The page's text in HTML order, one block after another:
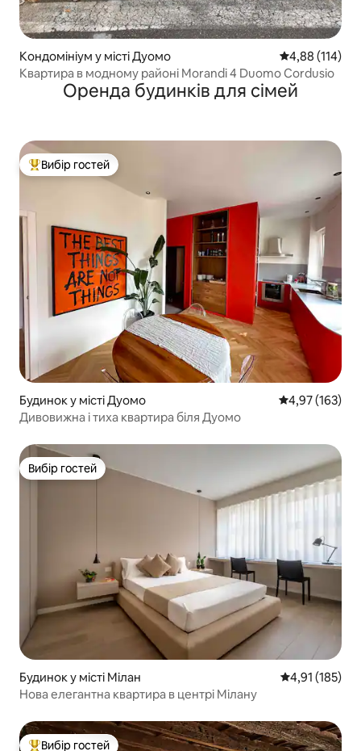
Кондомініум у місті Дуомо Середня
4,88 (114)
Квартира в модному районі Morandi 4 Duomo Cordusio
Оренда будинків для сімей
Топ вибір гостей
Вибір гостей
Будинок у місті Дуомо Середня
4,97 (163)
Дивовижна і тиха квартира біля Дуомо
Вибір гостей
Вибір гостей
Будинок у місті Мілан Середня
4,91 (185)
Нова елегантна квартира в центрі Мілану
Вибір гостей